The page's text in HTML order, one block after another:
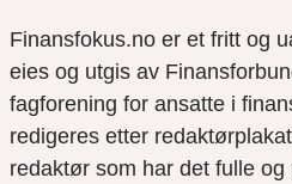
Finansfokus.no er et fritt og
eies og utgis av
fagforening for ansatte i
redigeres etter
redaktør som har det fulle